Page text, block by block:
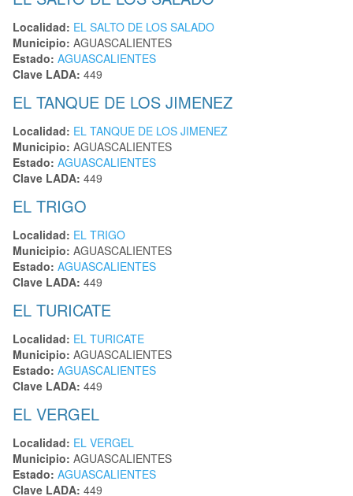
Localidad: EL SALTO DE LOS SALADO
Municipio: AGUASCALIENTES
Estado: AGUASCALIENTES
Clave LADA: 449
EL TANQUE DE LOS JIMENEZ
Localidad: EL TANQUE DE LOS JIMENEZ
Municipio: AGUASCALIENTES
Estado: AGUASCALIENTES
Clave LADA: 449
EL TRIGO
Localidad: EL TRIGO
Municipio: AGUASCALIENTES
Estado: AGUASCALIENTES
Clave LADA: 449
EL TURICATE
Localidad: EL TURICATE
Municipio: AGUASCALIENTES
Estado: AGUASCALIENTES
Clave LADA: 449
EL VERGEL
Localidad: EL VERGEL
Municipio: AGUASCALIENTES
Estado: AGUASCALIENTES
Clave LADA: 449